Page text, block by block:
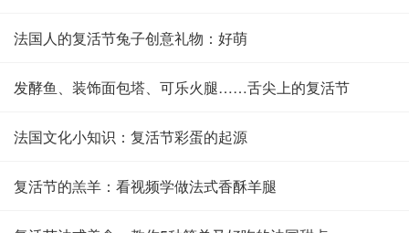
法国人的复活节兔子创意礼物：好萌
发酵鱼、装饰面包塔、可乐火腿……舌尖上的复活节
法国文化小知识：复活节彩蛋的起源
复活节的羔羊：看视频学做法式香酥羊腿